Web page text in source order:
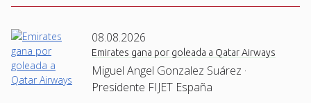
08.08.2026
Emirates gana por goleada a Qatar Airways
Miguel Angel Gonzalez Suárez ·
Presidente FIJET España